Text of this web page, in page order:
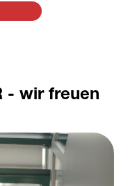
- wir freuen